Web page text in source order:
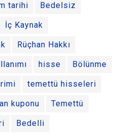
tarihi Bedelsiz
İç Kaynak
Rüçhan Hakkı
hisse Bölünme
temettü hisseleri
kuponu Temettü
Bedelli